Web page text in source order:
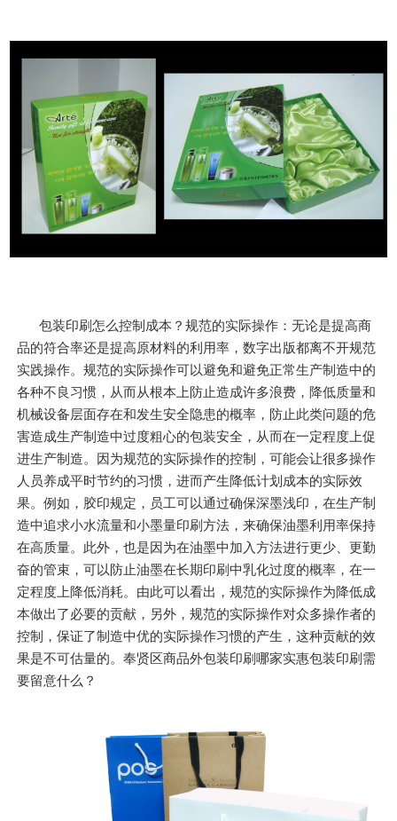
包装印刷怎么控制成本？规范的实际操作：无论是提高商
品的符合率还是提高原材料的利用率，数字出版都离不开规范
实践操作。规范的实际操作可以避免和避免正常生产制造中的
各种不良习惯，从而从根本上防止造成许多浪费，降低质量和
机械设备层面存在和发生安全隐患的概率，防止此类问题的危
害造成生产制造中过度粗心的包装安全，从而在一定程度上促
进生产制造。因为规范的实际操作的控制，可能会让很多操作
人员养成平时节约的习惯，进而产生降低计划成本的实际效
果。例如，胶印规定，员工可以通过确保深墨浅印，在生产制
造中追求小水流量和小墨量印刷方法，来确保油墨利用率保持
在高质量。此外，也是因为在油墨中加入方法进行更少、更勤
奋的管束，可以防止油墨在长期印刷中乳化过度的概率，在一
定程度上降低消耗。由此可以看出，规范的实际操作为降低成
本做出了必要的贡献，另外，规范的实际操作对众多操作者的
控制，保证了制造中优的实际操作习惯的产生，这种贡献的效
果是不可估量的。奉贤区商品外包装印刷哪家实惠包装印刷需
要留意什么？